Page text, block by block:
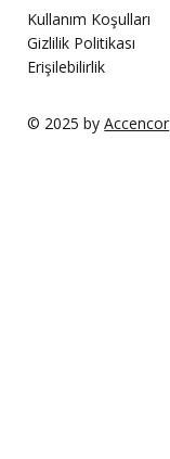
Kullanım Koşulları
Gizlilik Politikası
Erişilebilirlik
© 2025 byAccencor